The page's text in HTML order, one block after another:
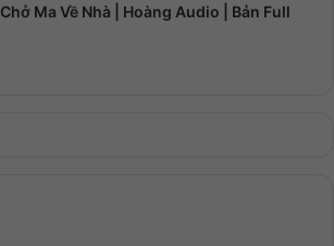
Chở Ma Về Nhà | Hoàng Audio | Bản Full